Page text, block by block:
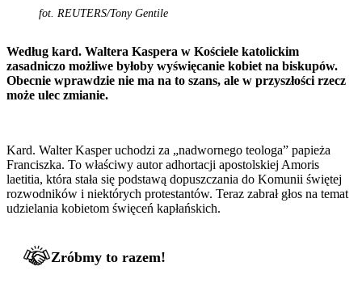
fot. REUTERS/Tony Gentile
Według kard. Waltera Kaspera w Kościele katolickim
zasadniczo możliwe byłoby wyświęcanie kobiet na biskupów.
Obecnie wprawdzie nie ma na to szans, ale w przyszłości rzecz
może ulec zmianie.
Kard. Walter Kasper uchodzi za „nadwornego teologa” papieża
Franciszka. To właściwy autor adhortacji apostolskiej Amoris
laetitia, która stała się podstawą dopuszczania do Komunii świętej
rozwodników i niektórych protestantów. Teraz zabrał głos na temat
udzielania kobietom święceń kapłańskich.
Zróbmy to razem!